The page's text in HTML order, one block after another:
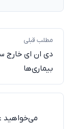
مطلب قبلی
دی ان ای خارج
بیماری‌ها
می‌خواهید